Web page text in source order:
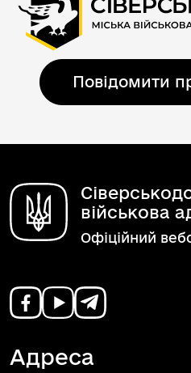
Повідомити
військова
Офіційний
Адреса